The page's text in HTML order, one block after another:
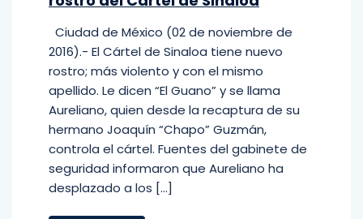
Ciudad de México (02 de noviembre de
2016).- El Cártel de Sinaloa tiene nuevo
rostro; más violento y con el mismo
apellido. Le dicen “El Guano” y se llama
Aureliano, quien desde la recaptura de su
hermano Joaquín “Chapo” Guzmán,
controla el cártel. Fuentes del gabinete de
seguridad informaron que Aureliano ha
desplazado a los […]